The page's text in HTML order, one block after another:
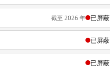
截至 2026 年 已屏蔽
已屏蔽
已屏蔽